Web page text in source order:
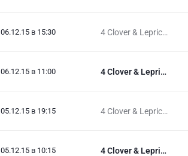
06.12.15 в 15:30 4 Clover & Lepricon
06.12.15 в 11:00 4 Clover & Lepricon
05.12.15 в 19:15 4 Clover & Lepricon
05.12.15 в 10:15 4 Clover & Lepricon